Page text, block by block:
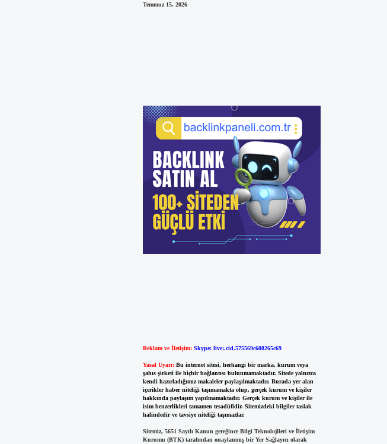
Temmuz 15, 2026
Reklam ve İletişim: Skype: live:.cid.575569c608265c69
Yasal Uyarı: Bu internet sitesi, herhangi bir marka, kurum veya
şahıs şirketi ile hiçbir bağlantısı bulunmamaktadır. Sitede yalnızca
kendi hazırladığımız makaleler paylaşılmaktadır. Burada yer alan
içerikler haber niteliği taşımamakta olup, gerçek kurum ve kişiler
hakkında paylaşım yapılmamaktadır. Gerçek kurum ve kişiler ile
isim benzerlikleri tamamen tesadüfidir. Sitemizdeki bilgiler taslak
halindedir ve tavsiye niteliği taşımazlar.
Sitemiz, 5651 Sayılı Kanun gereğince Bilgi Teknolojileri ve İletişim
Kurumu (BTK) tarafından onaylanmış bir Yer Sağlayıcı olarak